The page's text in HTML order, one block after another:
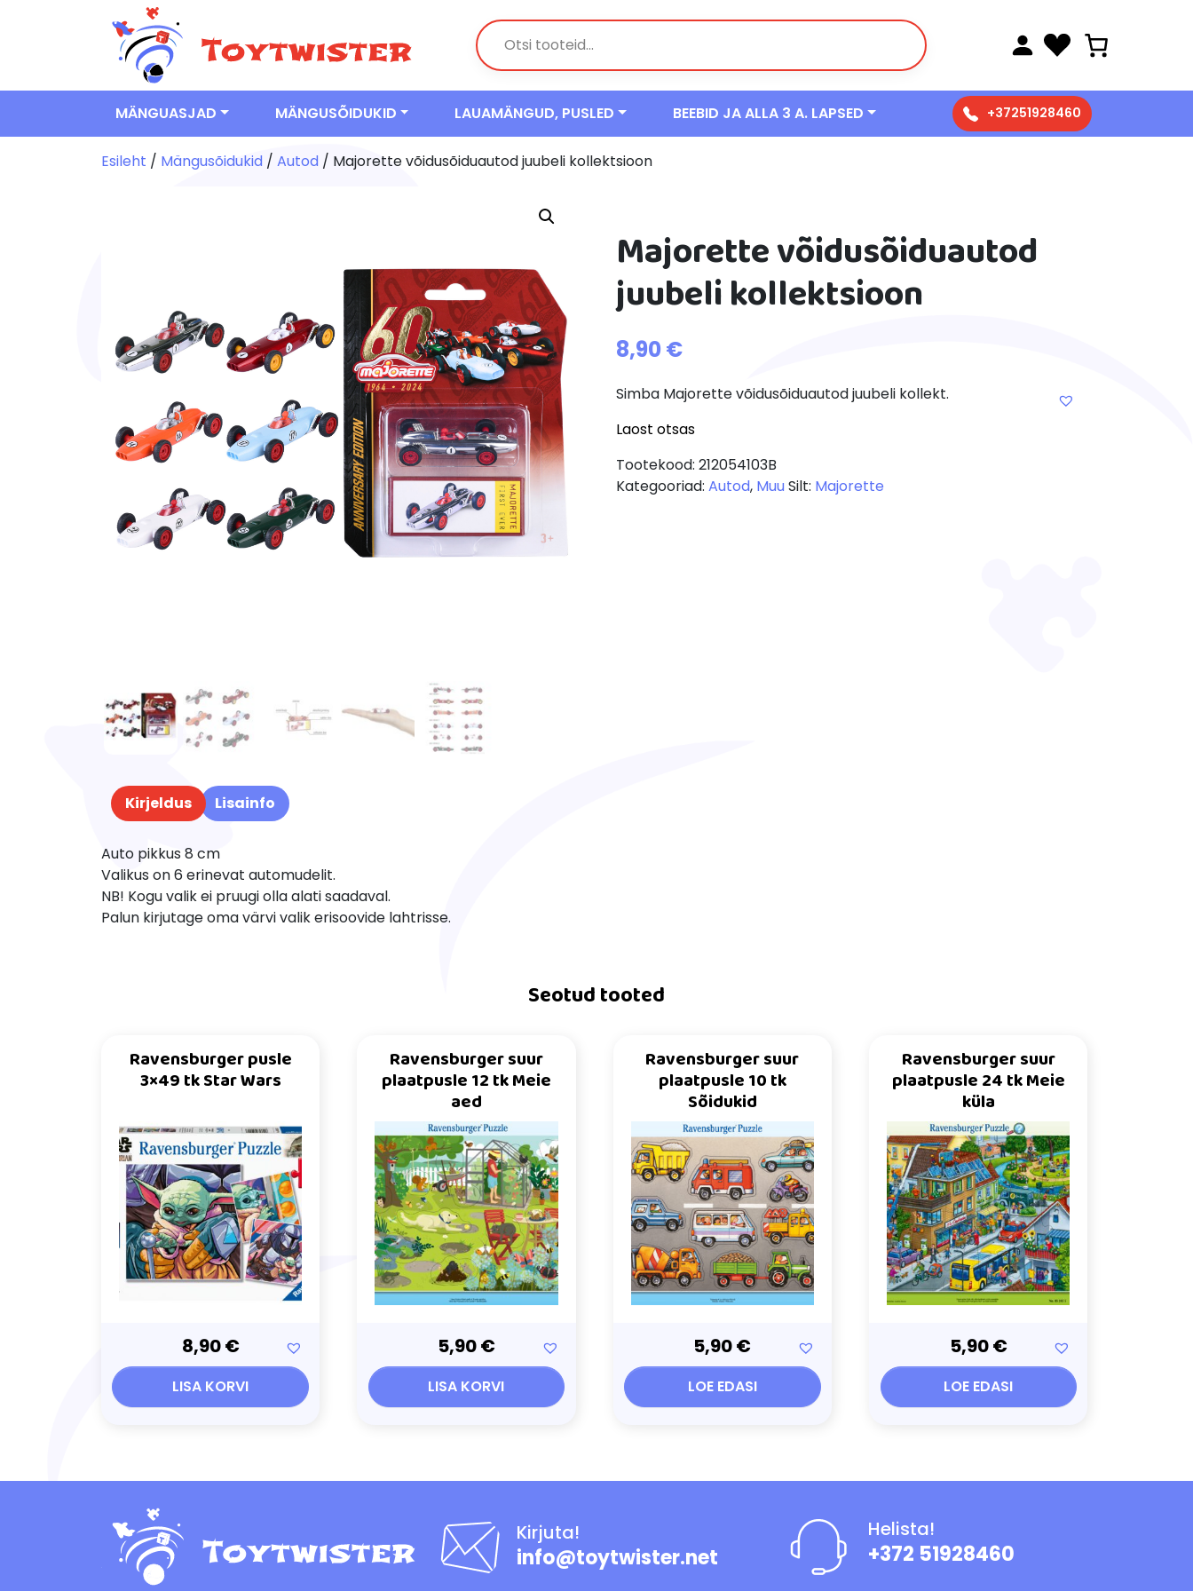
MÄNGUASJAD MÄNGUSÕIDUKID LAUAMÄNGUD, PUSLED BEEBID JA ALLA 3 A. LAPSED +37251928460
Esileht / Mängusõidukid / Autod / Majorette võidusõiduautod juubeli kollektsioon
Majorette võidusõiduautod
juubeli kollektsioon
8,90 €
Simba Majorette võidusõiduautod juubeli kollekt.
Laost otsas
Tootekood:212054103B
Kategooriad:Autod, MuuSilt: Majorette
Kirjeldus Lisainfo
Auto pikkus 8 cm
Valikus on 6 erinevat automudelit.
NB! Kogu valik ei pruugi olla alati saadaval.
Palun kirjutage oma värvi valik erisoovide lahtrisse.
Seotud tooted
Ravensburger pusle
3×49 tk Star Wars
8,90€
LISA KORVI
Ravensburger suur
plaatpusle 12 tk Meie
aed
5,90€
LISA KORVI
Ravensburger suur
plaatpusle 10 tk
Sõidukid
5,90€
LOE EDASI
Ravensburger suur
plaatpusle 24 tk Meie
küla
5,90€
LOE EDASI
Kirjuta!
info@toytwister.net
Helista!
+372 51928460